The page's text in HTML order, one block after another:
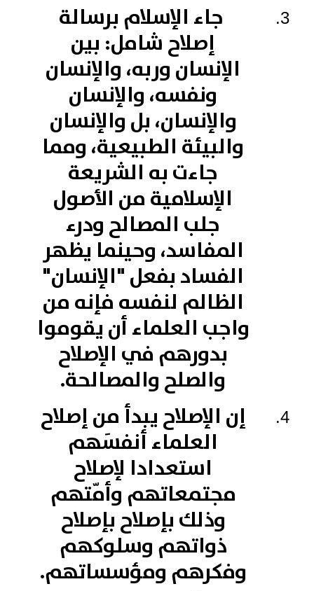
جاء الإسلام برسالة
إصلاح شامل: بين
الإنسان وربه، والإنسان
ونفسه، والإنسان
والإنسان، بل والإنسان
والبيئة الطبيعية، ومما
جاءت به الشريعة
الإسلامية من الأصول
جلب المصالح ودرء
المفاسد، وحينما يظهر
الفساد بفعل "الإنسان"
الظالم لنفسه فإنه من
واجب العلماء أن يقوموا
بدورهم في الإصلاح
والصلح والمصالحة.
إن الإصلاح يبدأ من إصلاح
العلماء أنفسَهم
استعدادا لإصلاح
مجتمعاتهم وأمّتهم
وذلك بإصلاح بإصلاح
ذواتهم وسلوكهم
وفكرهم ومؤسساتهم.